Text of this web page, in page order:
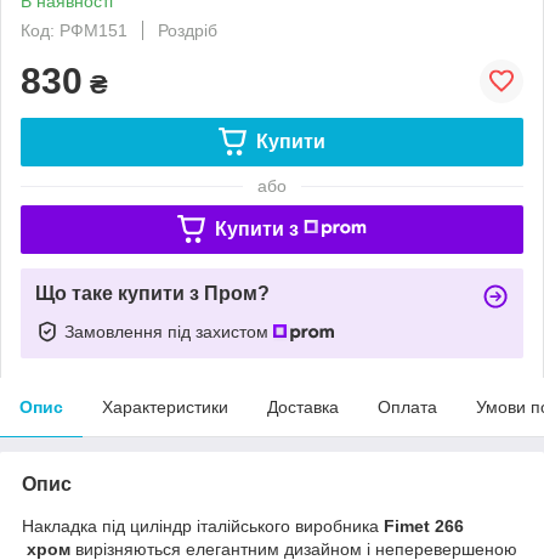
Код: РФМ151
Роздріб
830 ₴
Купити
або
Купити з
Що таке купити з Пром?
Замовлення під захистом
Опис Характеристики Доставка Оплата Умови
Опис
Накладка під циліндр італійського виробника Fimet 266
хром вирізняються елегантним дизайном і неперевершеною